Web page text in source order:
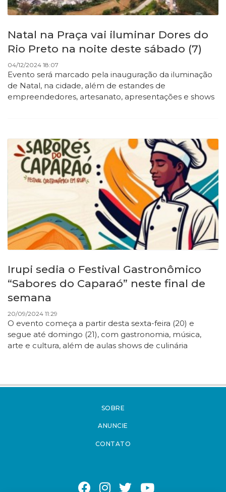
Natal na Praça vai iluminar Dores do
Rio Preto na noite deste sábado (7)
04/12/2024 18:07
Evento será marcado pela inauguração da iluminação
de Natal, na cidade, além de estandes de
empreendedores, artesanato, apresentações e shows
Irupi sedia o Festival Gastronômico
“Sabores do Caparaó” neste final de
semana
20/09/2024 11:29
O evento começa a partir desta sexta-feira (20) e
segue até domingo (21), com gastronomia, música,
arte e cultura, além de aulas shows de culinária
SOBRE
ANUNCIE
CONTATO